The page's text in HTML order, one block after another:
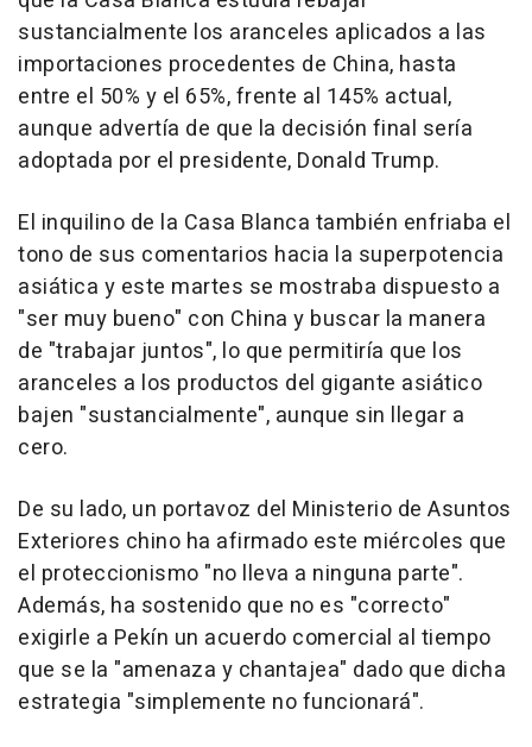
sustancialmente los aranceles aplicados a las
importaciones procedentes de China, hasta
entre el 50% y el 65%, frente al 145% actual,
aunque advertía de que la decisión final sería
adoptada por el presidente, Donald Trump.
El inquilino de la Casa Blanca también enfriaba el
tono de sus comentarios hacia la superpotencia
asiática y este martes se mostraba dispuesto a
"ser muy bueno" con China y buscar la manera
de "trabajar juntos", lo que permitiría que los
aranceles a los productos del gigante asiático
bajen "sustancialmente", aunque sin llegar a
cero.
De su lado, un portavoz del Ministerio de Asuntos
Exteriores chino ha afirmado este miércoles que
el proteccionismo "no lleva a ninguna parte".
Además, ha sostenido que no es "correcto"
exigirle a Pekín un acuerdo comercial al tiempo
que se la "amenaza y chantajea" dado que dicha
estrategia "simplemente no funcionará".